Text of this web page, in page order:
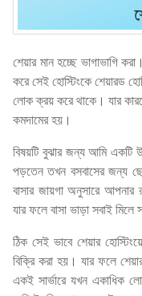
শেয়ার মান হচ্ছে ভাগাভাগি
করে সেই হোস্টিংকে শেয়ারড
লোক ক্রয় করে থাকে। যার
কমদামের হয়।
বিষয়টি বুঝার জন্য আমি একটি
পড়তেন তখন বসবাসের জন্য
বাসার জায়গা অনুসারে
যার ফলে বাসা ভাড়া সবাই
ঠিক সেই ভাবে শেয়ার
বিক্রি করা হয়। যার ফলে
একই সার্ভারে যখন একাধিক